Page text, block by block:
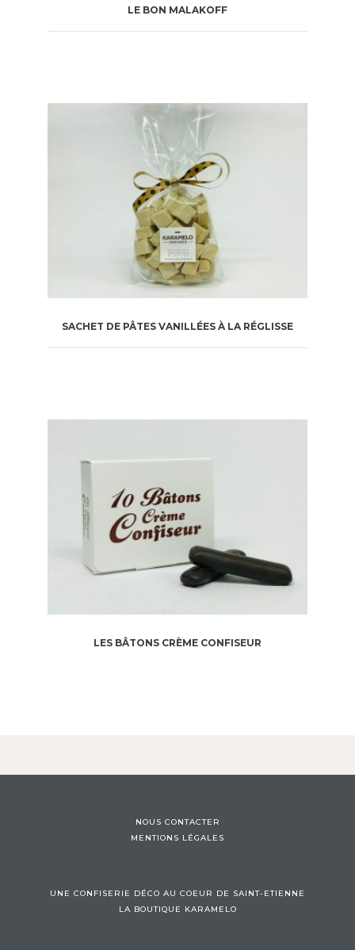
LE BON MALAKOFF
SACHET DE PÂTES VANILLÉES À LA RÉGLISSE
LES BÂTONS CRÈME CONFISEUR
UNE CONFISERIE DÉCO AU COEUR DE SAINT-ETIENNE
LA BOUTIQUE KARAMELO
NOUS CONTACTER
MENTIONS LÉGALES